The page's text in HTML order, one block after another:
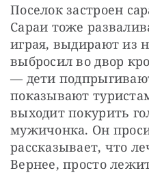
Поселок застроен
Сараи тоже
играя, выдирают из
выбросил во двор
— ​дети
показывают
выходит покурить
мужичонка. Он
рассказывает, что
Вернее, просто